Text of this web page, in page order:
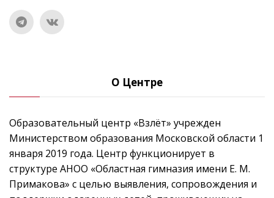
О Центре
Образовательный центр «Взлёт» учрежден
Министерством образования Московской области 1
января 2019 года. Центр функционирует в
структуре АНОО «Областная гимназия имени Е. М.
Примакова» с целью выявления, сопровождения и